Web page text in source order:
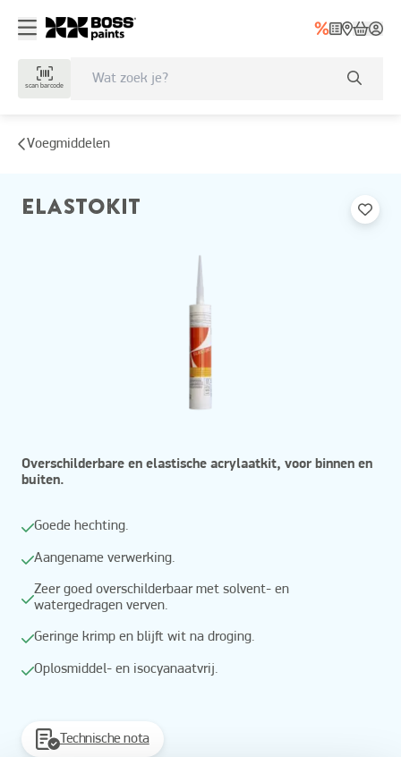
scan barcode
Voegmiddelen
ELASTOKIT
Overschilderbare en elastische acrylaatkit, voor binnen en
buiten.
Goede hechting.
Aangename verwerking.
Zeer goed overschilderbaar met solvent- en
watergedragen verven.
Geringe krimp en blijft wit na droging.
Oplosmiddel- en isocyanaatvrij.
Technische nota